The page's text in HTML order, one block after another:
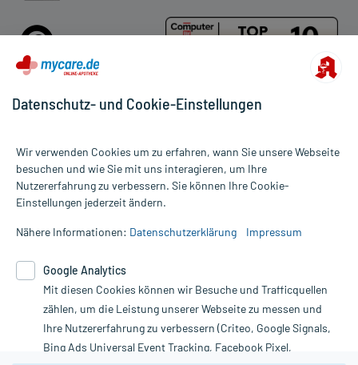
mit 5 von 5 Sternen abgegeben.
Alle Preise gelten inkl. MwSt., ggf. zzgl. Versandkosten
Informationen auf dieser Website werden ausschließlich für
die Untersuchung und Behandlung durch einen Arzt. Bitte
Therapien eingeleitet werden können. | Diese Webseite benutzt
Google Analytics. Lesen Sie bitte dazu die wichtigen Hinweise in
unserer Datenschutzerklärung. Für den Widerruf einer Bestellung
nutzen Sie das Formular:
Datenschutz- und Cookie-Einstellungen
Wir verwenden Cookies um zu erfahren, wann Sie unsere Webseite
besuchen und wie Sie mit uns interagieren, um Ihre
Nutzererfahrung zu verbessern. Sie können Ihre Cookie-
Einstellungen jederzeit ändern.
Nähere Informationen: Datenschutzerklärung Impressum
Google Analytics
Mit diesen Cookies können wir Besuche und Trafficquellen
zählen, um die Leistung unserer Webseite zu messen und
Ihre Nutzererfahrung zu verbessern (Criteo, Google Signals,
Bing Ads Universal Event Tracking, Facebook Pixel,